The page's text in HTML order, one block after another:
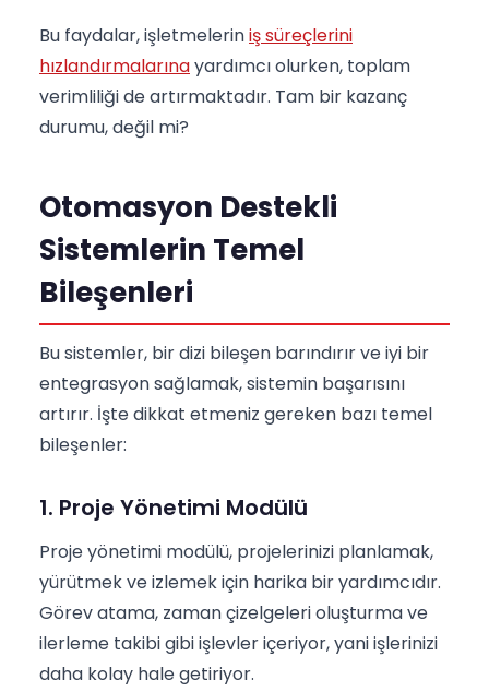
Bu faydalar, işletmeleriniş süreçlerini
hızlandırmalarınayardımcı olurken, toplam
verimliliği de artırmaktadır. Tam bir kazanç
durumu, değil mi?
Otomasyon Destekli
Sistemlerin Temel
Bileşenleri
Bu sistemler, bir dizi bileşen barındırır ve iyi bir
entegrasyon sağlamak, sistemin başarısını
artırır. İşte dikkat etmeniz gereken bazı temel
bileşenler:
1. Proje Yönetimi Modülü
Proje yönetimi modülü, projelerinizi planlamak,
yürütmek ve izlemek için harika bir yardımcıdır.
Görev atama, zaman çizelgeleri oluşturma ve
ilerleme takibi gibi işlevler içeriyor, yani işlerinizi
daha kolay hale getiriyor.